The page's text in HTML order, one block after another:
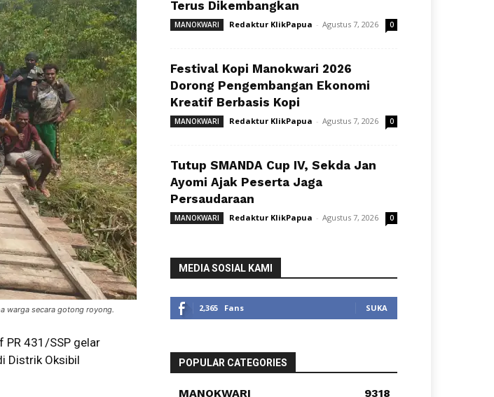
warga secara gotong royong.
PR 431/SSP gelar
Distrik Oksibil
Terus Dikembangkan
MANOKWARI Redaktur KlikPapua - Agustus 7, 2026 0
Festival Kopi Manokwari 2026
Dorong Pengembangan Ekonomi
Kreatif Berbasis Kopi
MANOKWARI Redaktur KlikPapua - Agustus 7, 2026 0
Tutup SMANDA Cup IV, Sekda Jan
Ayomi Ajak Peserta Jaga
Persaudaraan
MANOKWARI Redaktur KlikPapua - Agustus 7, 2026 0
MEDIA SOSIAL KAMI
2,365 Fans SUKA
POPULAR CATEGORIES
MANOKWARI
9318